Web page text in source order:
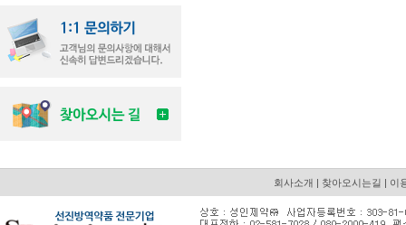
회사소개 | 찾아오시는길 | 이